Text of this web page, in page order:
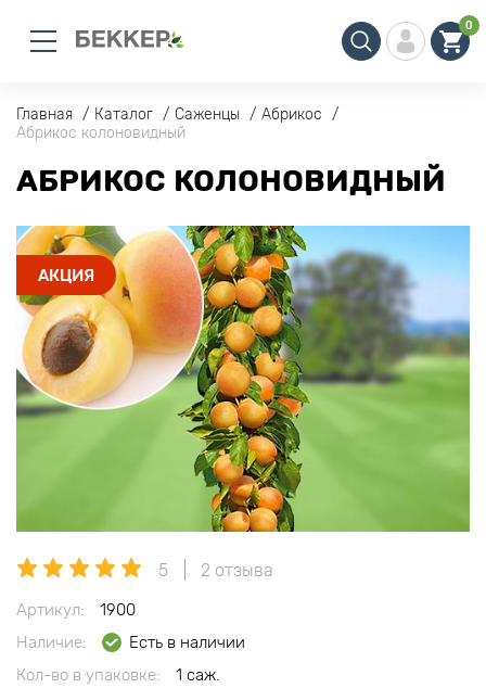
0
Главная Каталог Саженцы
Абрикос
Абрикос колоновидный
АБРИКОС КОЛОНОВИДНЫЙ
АКЦИЯ
5 2 отзыва
Артикул:
1900
Наличие:
Есть в наличии
Кол-во в упаковке:
1 саж.